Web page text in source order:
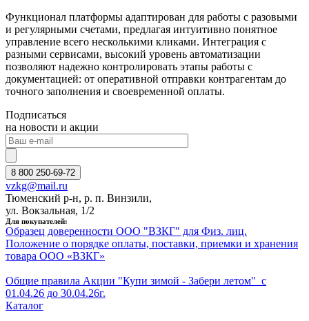
Функционал платформы адаптирован для работы с разовыми
и регулярными счетами, предлагая интуитивно понятное
управление всего несколькими кликами. Интеграция с
разными сервисами, высокий уровень автоматизации
позволяют надежно контролировать этапы работы с
документацией: от оперативной отправки контрагентам до
точного заполнения и своевременной оплаты.
Подписаться
на новости и акции
8 800 250-69-72
vzkg@mail.ru
Тюменский р-н, р. п. Винзили,
ул. Вокзальная, 1/2
Для покупателей:
Образец доверенности ООО "ВЗКГ" для Физ. лиц.
Положение о порядке оплаты, поставки, приемки и хранения
товара ООО «ВЗКГ»
Общие правила Акции "Купи зимой - Забери летом" с
01.04.26 до 30.04.26г.
Каталог